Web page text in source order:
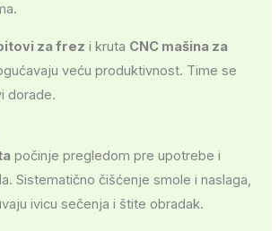
za frez i kruta CNC mašina za
veću produktivnost. Time se
dorade.
počinje pregledom pre upotrebe i
Sistematično čišćenje smole i naslaga,
ivicu sečenja i štite obradak.